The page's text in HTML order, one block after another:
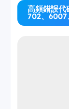
高頻錯誤代
702、